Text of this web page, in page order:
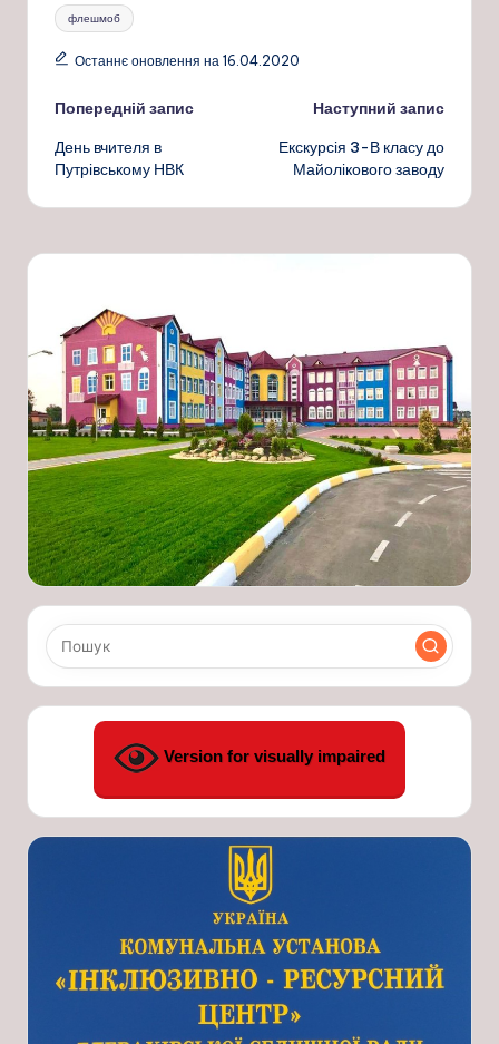
флешмоб
Останнє оновлення на 16.04.2020
Навігація
по
запису
Попередній запис
День вчителя в
Путрівському НВК
Наступний запис
Екскурсія 3-В класу до
Майолікового заводу
Version for visually impaired